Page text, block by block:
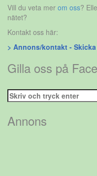
Vill du veta mer om oss?
nätet?
Kontakt oss här:
> Annons/kontakt -
Gilla oss på
Sök
efter:
Annons